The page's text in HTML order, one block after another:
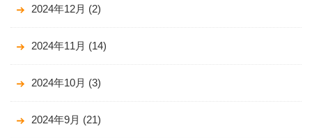
2024年12月 (2)
2024年11月 (14)
2024年10月 (3)
2024年9月 (21)